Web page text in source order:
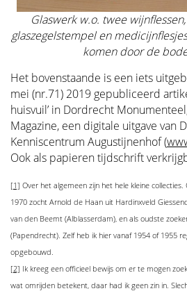
Glaswerk w.o. twee
glaszegelstempel en
komen door de
Het bovenstaande is een iets
mei (nr.71) 2019 gepubliceerd
huisvuil’ in Dordrecht
Magazine, een digitale uitgave van
Kenniscentrum Augustijnenhof (
Ook als papieren tijdschrift
[1] Over het algemeen zijn het hele kleine
1970 zocht Arnold de Haan uit Hardinxveld
van den Beemt (Alblasserdam), en als oudste
(Papendrecht). Zelf heb ik hier vanaf 1954 of 1955
opgebouwd.
[2] Ik kreeg een officieel bewijs om er te mogen
wat omrijden betekent, daar had ik geen zin in.